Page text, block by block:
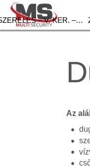
– V. KER. –…
Az